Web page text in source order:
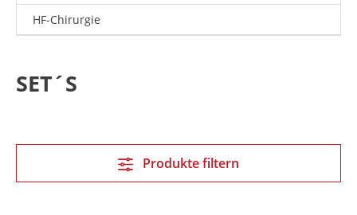
HF-Chirurgie
SET´S
Produkte filtern